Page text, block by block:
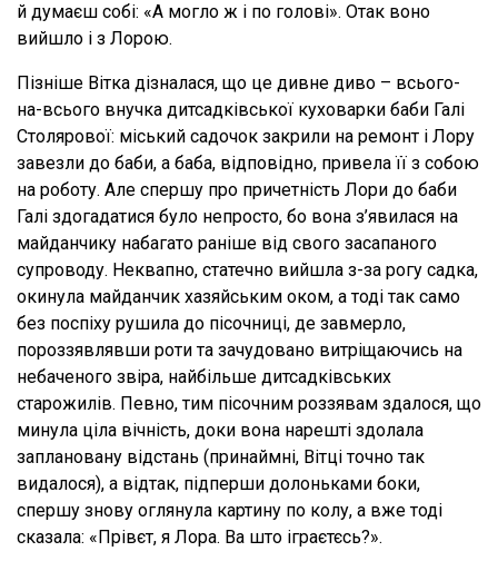
й думаєш собі: «А могло ж і по голові». Отак воно
вийшло і з Лорою.
Пізніше Вітка дізналася, що це дивне диво – всього-
на-всього внучка дитсадківської куховарки баби Галі
Столярової: міський садочок закрили на ремонт і Лору
завезли до баби, а баба, відповідно, привела її з собою
на роботу. Але спершу про причетність Лори до баби
Галі здогадатися було непросто, бо вона з’явилася на
майданчику набагато раніше від свого засапаного
супроводу. Неквапно, статечно вийшла з-за рогу садка,
окинула майданчик хазяйським оком, а тоді так само
без поспіху рушила до пісочниці, де завмерло,
пороззявлявши роти та зачудовано витріщаючись на
небаченого звіра, найбільше дитсадківських
старожилів. Певно, тим пісочним роззявам здалося, що
минула ціла вічність, доки вона нарешті здолала
заплановану відстань (принаймні, Вітці точно так
видалося), а відтак, підперши долоньками боки,
спершу знову оглянула картину по колу, а вже тоді
сказала: «Прівєт, я Лора. Ва што іграєтєсь?».